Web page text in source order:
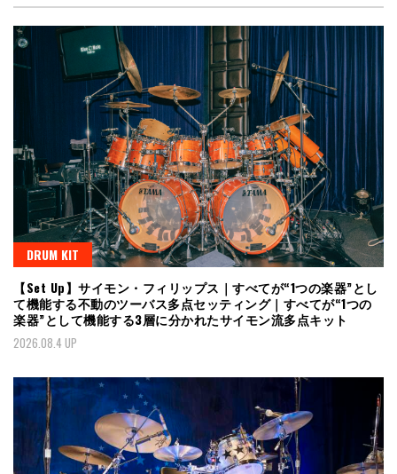
DRUM KIT
【Set Up】サイモン・フィリップス｜すべてが“1つの楽器”とし
て機能する不動のツーバス多点セッティング｜すべてが“1つの
楽器”として機能する3層に分かれたサイモン流多点キット
2026.08.4 UP